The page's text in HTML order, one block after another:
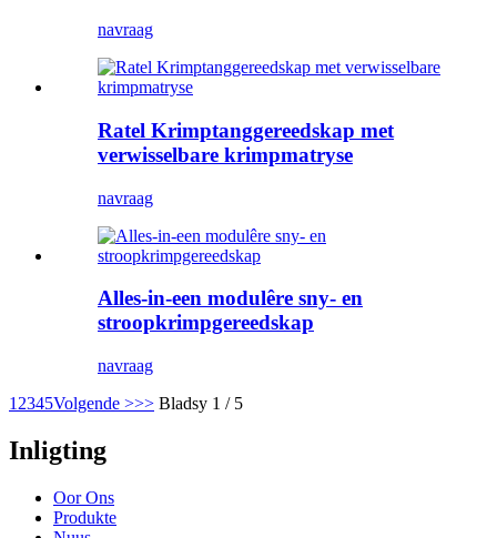
navraag
Ratel Krimptanggereedskap met
verwisselbare krimpmatryse
navraag
Alles-in-een modulêre sny- en
stroopkrimpgereedskap
navraag
1 2345Volgende >>> Bladsy 1 / 5
Inligting
Oor Ons
Produkte